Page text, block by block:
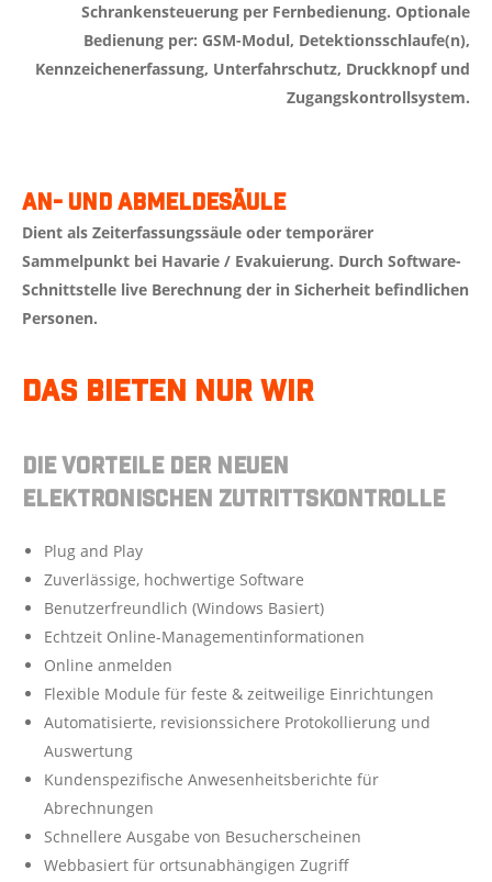
Schrankensteuerung per Fernbedienung. Optionale
Bedienung per: GSM-Modul, Detektionsschlaufe(n),
Kennzeichenerfassung, Unterfahrschutz, Druckknopf und
Zugangskontrollsystem.
An- und Abmeldesäule
Dient als Zeiterfassungssäule oder temporärer
Sammelpunkt bei Havarie / Evakuierung. Durch Software-
Schnittstelle live Berechnung der in Sicherheit befindlichen
Personen.
Das bieten nur wir
Die Vorteile der neuen
elektronischen Zutrittskontrolle
Plug and Play
Zuverlässige, hochwertige Software
Benutzerfreundlich (Windows Basiert)
Echtzeit Online-Managementinformationen
Online anmelden
Flexible Module für feste & zeitweilige Einrichtungen
Automatisierte, revisionssichere Protokollierung und
Auswertung
Kundenspezifische Anwesenheitsberichte für
Abrechnungen
Schnellere Ausgabe von Besucherscheinen
Webbasiert für ortsunabhängigen Zugriff